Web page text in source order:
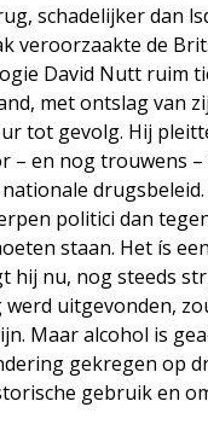
schadelijker dan
veroorzaakte de
David Nutt ruim
met ontslag van
tot gevolg. Hij
– en nog trouwens
politici dan
staan. Het ís
hij nu, nog steeds
werd uitgevonden,
Maar alcohol is
gekregen op
gebruik en